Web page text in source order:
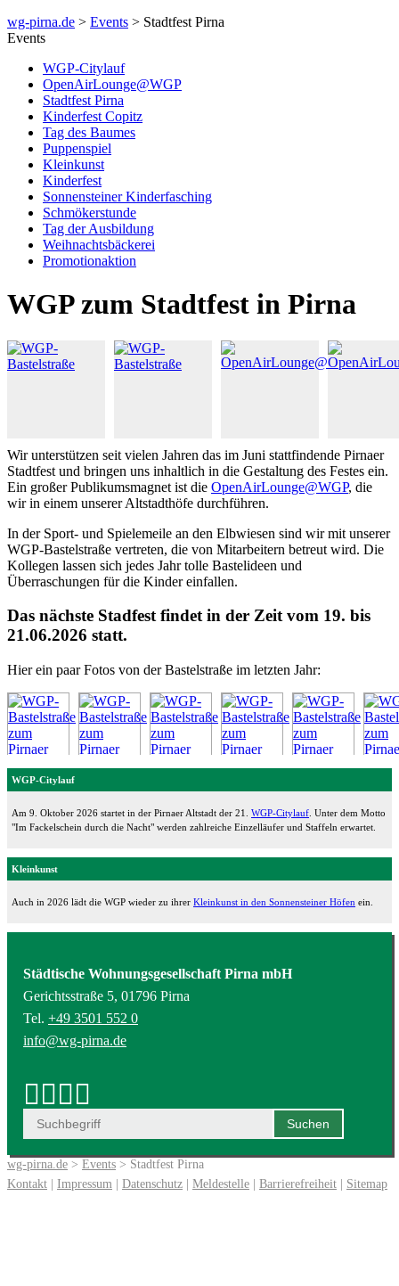
wg-pirna.de > Events > Stadtfest Pirna
Events
WGP-Citylauf
OpenAirLounge@WGP
Stadtfest Pirna
Kinderfest Copitz
Tag des Baumes
Puppenspiel
Kleinkunst
Kinderfest
Sonnensteiner Kinderfasching
Schmökerstunde
Tag der Ausbildung
Weihnachtsbäckerei
Promotionaktion
WGP zum Stadtfest in Pirna
Wir unterstützen seit vielen Jahren das im Juni stattfindende Pirnaer
Stadtfest und bringen uns inhaltlich in die Gestaltung des Festes ein.
Ein großer Publikumsmagnet ist die OpenAirLounge@WGP, die
wir in einem unserer Altstadthöfe durchführen.
In der Sport- und Spielemeile an den Elbwiesen sind wir mit unserer
WGP-Bastelstraße vertreten, die von Mitarbeitern betreut wird. Die
Kollegen lassen sich jedes Jahr tolle Bastelideen und
Überraschungen für die Kinder einfallen.
Das nächste Stadfest findet in der Zeit vom 19. bis
21.06.2026 statt.
Hier ein paar Fotos von der Bastelstraße im letzten Jahr:
WGP-Citylauf
Am 9. Oktober 2026 startet in der Pirnaer Altstadt der 21. WGP-Citylauf . Unter dem Motto
"Im Fackelschein durch die Nacht" werden zahlreiche Einzelläufer und Staffeln erwartet.
Kleinkunst
Auch in 2026 lädt die WGP wieder zu ihrer Kleinkunst in den Sonnensteiner Höfen ein.
Städtische Wohnungsgesellschaft Pirna mbH
Gerichtsstraße 5, 01796 Pirna
Tel. +49 3501 552 0
info@wg-pirna.de
wg-pirna.de > Events > Stadtfest Pirna
Kontakt
Impressum Datenschutz Meldestelle Barrierefreiheit Sitemap